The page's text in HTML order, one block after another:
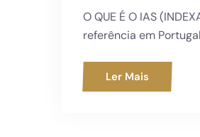
O QUE É O IAS
referência em
Ler Mais